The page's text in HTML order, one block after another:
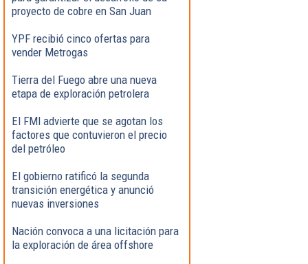
proyecto de cobre en San Juan
YPF recibió cinco ofertas para
vender Metrogas
Tierra del Fuego abre una nueva
etapa de exploración petrolera
El FMI advierte que se agotan los
factores que contuvieron el precio
del petróleo
El gobierno ratificó la segunda
transición energética y anunció
nuevas inversiones
Nación convoca a una licitación para
la exploración de área offshore